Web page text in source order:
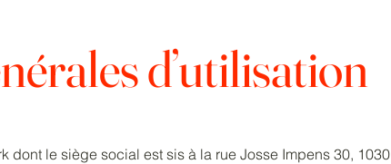
d’utilisation
dont le siège social est sis à la rue Josse Impens 30, 1030